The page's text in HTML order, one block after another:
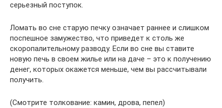
серьезный поступок.
Ломать во сне старую печку означает раннее и слишком
поспешное замужество, что приведет к столь же
скоропалительному разводу. Если во сне вы ставите
новую печь в своем жилье или на даче – это к получению
денег, которых окажется меньше, чем вы рассчитывали
получить.
(Смотрите толкование: камин, дрова, пепел)